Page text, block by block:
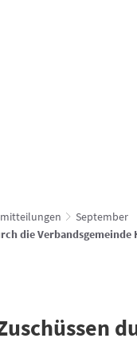
September
die Verbandsgemeinde